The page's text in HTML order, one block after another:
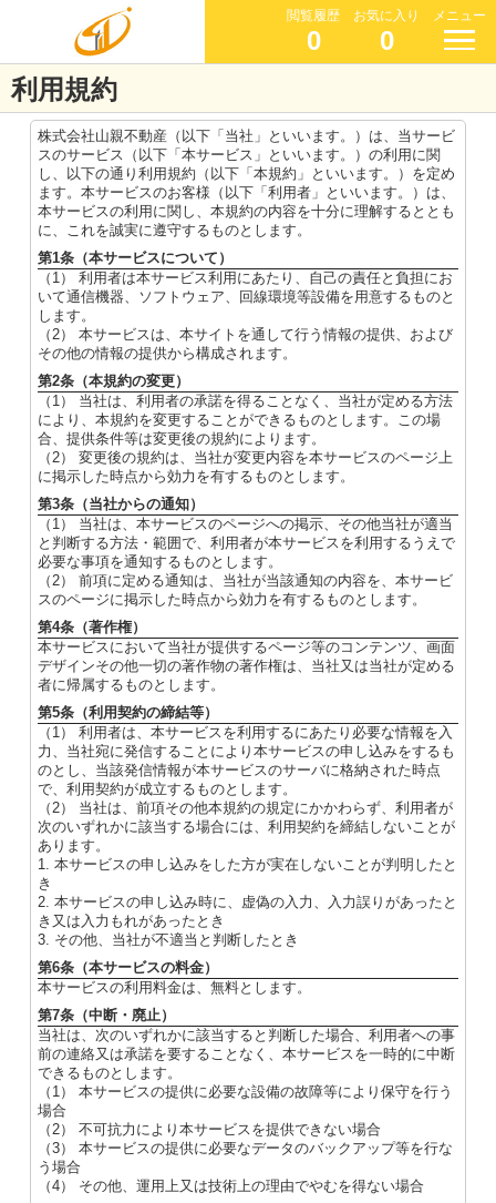
閲覧履歴
0
お気に入り
0
メニュー
利用規約
株式会社山親不動産（以下「当社」といいます。）は、当サービ
スのサービス（以下「本サービス」といいます。）の利用に関
し、以下の通り利用規約（以下「本規約」といいます。）を定め
ます。本サービスのお客様（以下「利用者」といいます。）は、
本サービスの利用に関し、本規約の内容を十分に理解するととも
に、これを誠実に遵守するものとします。
第1条（本サービスについて）
（1） 利用者は本サービス利用にあたり、自己の責任と負担にお
いて通信機器、ソフトウェア、回線環境等設備を用意するものと
します。
（2） 本サービスは、本サイトを通して行う情報の提供、および
その他の情報の提供から構成されます。
第2条（本規約の変更）
（1） 当社は、利用者の承諾を得ることなく、当社が定める方法
により、本規約を変更することができるものとします。この場
合、提供条件等は変更後の規約によります。
（2） 変更後の規約は、当社が変更内容を本サービスのページ上
に掲示した時点から効力を有するものとします。
第3条（当社からの通知）
（1） 当社は、本サービスのページへの掲示、その他当社が適当
と判断する方法・範囲で、利用者が本サービスを利用するうえで
必要な事項を通知するものとします。
（2） 前項に定める通知は、当社が当該通知の内容を、本サービ
スのページに掲示した時点から効力を有するものとします。
第4条（著作権）
本サービスにおいて当社が提供するページ等のコンテンツ、画面
デザインその他一切の著作物の著作権は、当社又は当社が定める
者に帰属するものとします。
第5条（利用契約の締結等）
（1） 利用者は、本サービスを利用するにあたり必要な情報を入
力、当社宛に発信することにより本サービスの申し込みをするも
のとし、当該発信情報が本サービスのサーバに格納された時点
で、利用契約が成立するものとします。
（2） 当社は、前項その他本規約の規定にかかわらず、利用者が
次のいずれかに該当する場合には、利用契約を締結しないことが
あります。
1. 本サービスの申し込みをした方が実在しないことが判明したと
き
2. 本サービスの申し込み時に、虚偽の入力、入力誤りがあったと
き又は入力もれがあったとき
3. その他、当社が不適当と判断したとき
第6条（本サービスの料金）
本サービスの利用料金は、無料とします。
第7条（中断・廃止）
当社は、次のいずれかに該当すると判断した場合、利用者への事
前の連絡又は承諾を要することなく、本サービスを一時的に中断
できるものとします。
（1） 本サービスの提供に必要な設備の故障等により保守を行う
場合
（2） 不可抗力により本サービスを提供できない場合
（3） 本サービスの提供に必要なデータのバックアップ等を行な
う場合
（4） その他、運用上又は技術上の理由でやむを得ない場合